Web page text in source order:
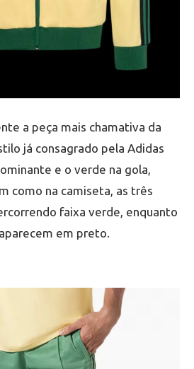
a peça mais chamativa da
já consagrado pela Adidas
e o verde na gola,
como na camiseta, as três
faixa verde, enquanto
em preto.